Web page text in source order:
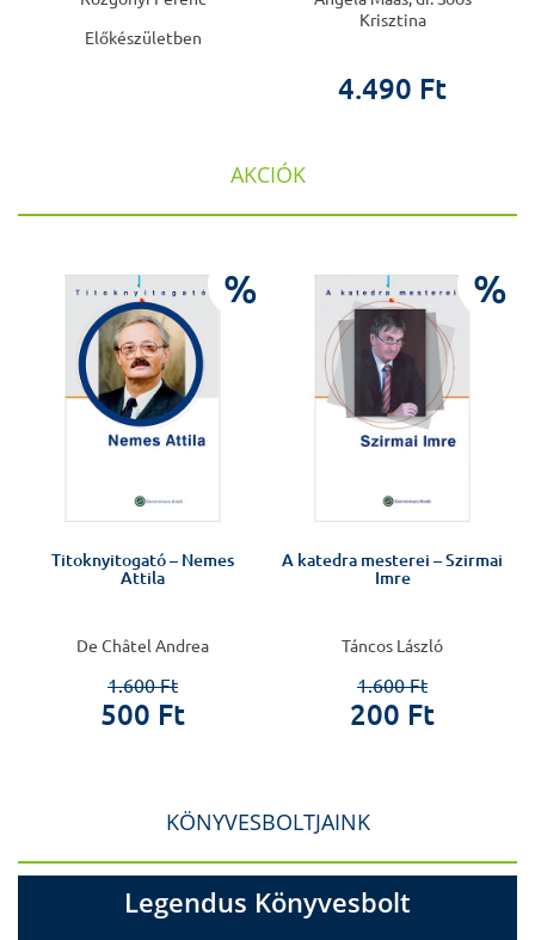
Előkészületben
Krisztina
4.490 Ft
AKCIÓK
%
Titoknyitogató – Nemes
Attila
De Châtel Andrea
1.600 Ft
500 Ft
%
A katedra mesterei – Szirmai
Imre
Táncos László
1.600 Ft
200 Ft
KÖNYVESBOLTJAINK
Legendus Könyvesbolt